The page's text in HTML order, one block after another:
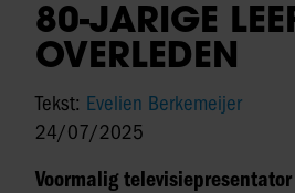
80-JARIGE
OVERLEDEN
Tekst: Evelien Berkemeijer
24/07/2025
Voormalig